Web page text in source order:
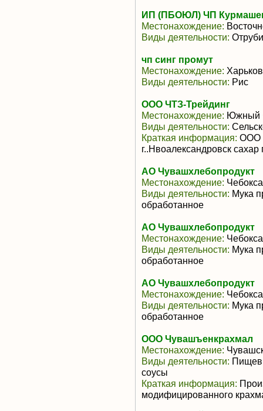
ИП (ПБОЮЛ) ЧП
Местонахождение:
Виды деятельности:
чп синг промут
Местонахождение: Харьков
Виды деятельности: Рис
ООО ЧТЗ-Трейдинг
Местонахождение: Южный
Виды деятельности:
Краткая информация: ООО
г..Нвоалександровск cахар
АО Чувашхлебопродукт
Местонахождение:
Виды деятельности: Мука
обработанное
АО Чувашхлебопродукт
Местонахождение:
Виды деятельности: Мука
обработанное
АО Чувашхлебопродукт
Местонахождение:
Виды деятельности: Мука
обработанное
ООО Чувашъенкрахмал
Местонахождение:
Виды деятельности:
соусы
Краткая информация:
модифицированного